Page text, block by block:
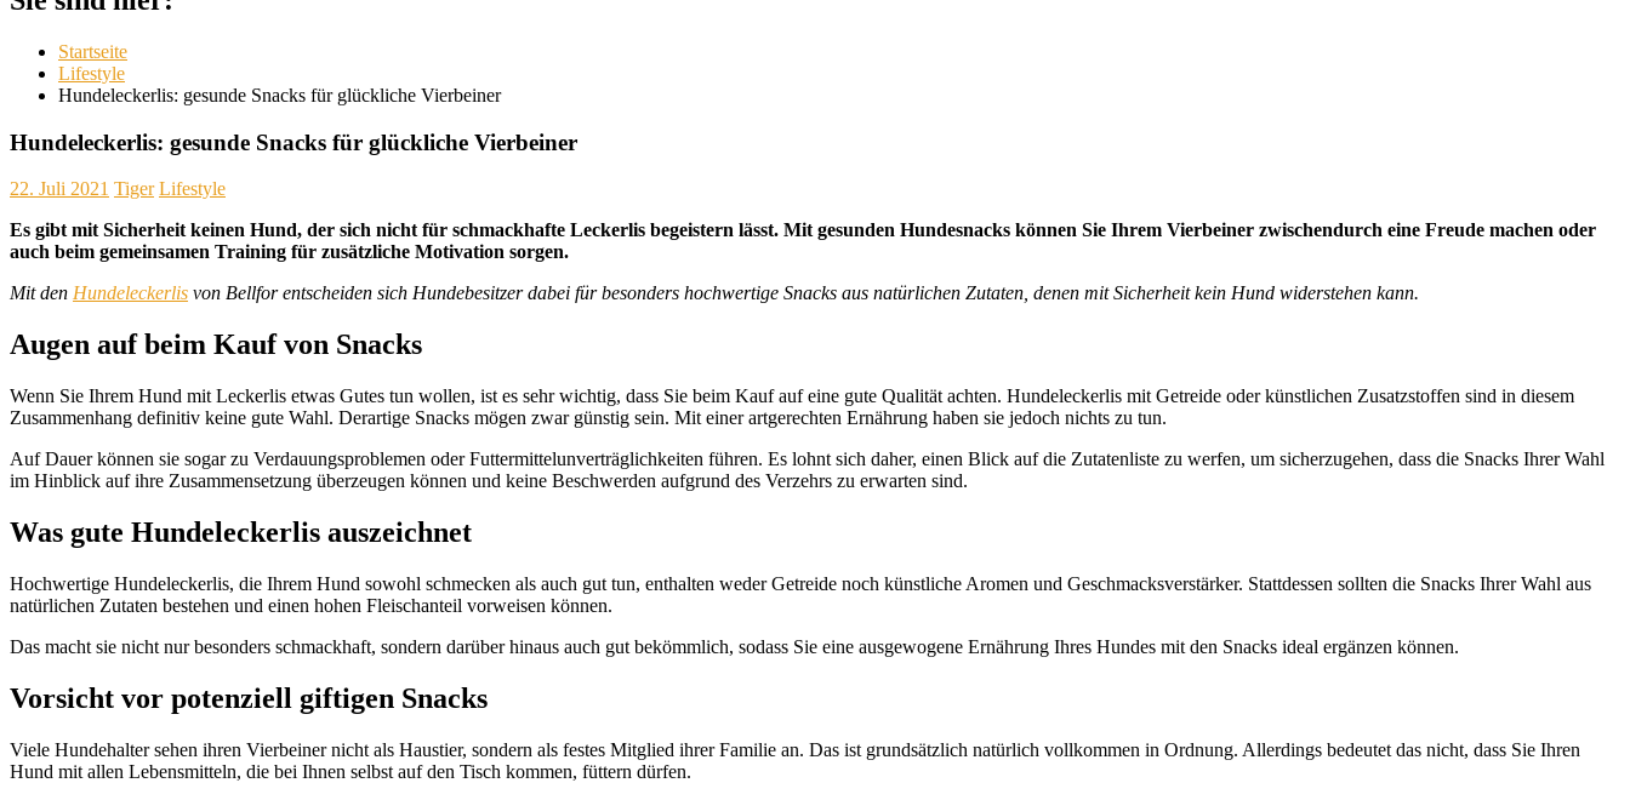
Startseite
Lifestyle
Hundeleckerlis: gesunde Snacks für glückliche Vierbeiner
Hundeleckerlis: gesunde Snacks für glückliche Vierbeiner
22. Juli 2021 Tiger Lifestyle
Es gibt mit Sicherheit keinen Hund, der sich nicht für schmackhafte Leckerlis begeistern lässt. Mit gesunden Hundesnacks können Sie Ihrem Vierbeiner zwischendurch eine Freude machen oder
auch beim gemeinsamen Training für zusätzliche Motivation sorgen.
Mit den Hundeleckerlis von Bellfor entscheiden sich Hundebesitzer dabei für besonders hochwertige Snacks aus natürlichen Zutaten, denen mit Sicherheit kein Hund widerstehen kann.
Augen auf beim Kauf von Snacks
Wenn Sie Ihrem Hund mit Leckerlis etwas Gutes tun wollen, ist es sehr wichtig, dass Sie beim Kauf auf eine gute Qualität achten. Hundeleckerlis mit Getreide oder künstlichen Zusatzstoffen sind in diesem
Zusammenhang definitiv keine gute Wahl. Derartige Snacks mögen zwar günstig sein. Mit einer artgerechten Ernährung haben sie jedoch nichts zu tun.
Auf Dauer können sie sogar zu Verdauungsproblemen oder Futtermittelunverträglichkeiten führen. Es lohnt sich daher, einen Blick auf die Zutatenliste zu werfen, um sicherzugehen, dass die Snacks Ihrer Wahl
im Hinblick auf ihre Zusammensetzung überzeugen können und keine Beschwerden aufgrund des Verzehrs zu erwarten sind.
Was gute Hundeleckerlis auszeichnet
Hochwertige Hundeleckerlis, die Ihrem Hund sowohl schmecken als auch gut tun, enthalten weder Getreide noch künstliche Aromen und Geschmacksverstärker. Stattdessen sollten die Snacks Ihrer Wahl aus
natürlichen Zutaten bestehen und einen hohen Fleischanteil vorweisen können.
Das macht sie nicht nur besonders schmackhaft, sondern darüber hinaus auch gut bekömmlich, sodass Sie eine ausgewogene Ernährung Ihres Hundes mit den Snacks ideal ergänzen können.
Vorsicht vor potenziell giftigen Snacks
Viele Hundehalter sehen ihren Vierbeiner nicht als Haustier, sondern als festes Mitglied ihrer Familie an. Das ist grundsätzlich natürlich vollkommen in Ordnung. Allerdings bedeutet das nicht, dass Sie Ihren
Hund mit allen Lebensmitteln, die bei Ihnen selbst auf den Tisch kommen, füttern dürfen.